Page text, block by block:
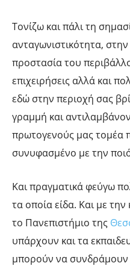
Τονίζω και πάλι τη
ανταγωνιστικότητα,
προστασία του
επιχειρήσεις αλλά και
εδώ στην περιοχή σας
γραμμή και
πρωτογενούς μας τομέα
συνυφασμένο με την
Και πραγματικά φεύγω
τα οποία είδα. Και με
το Πανεπιστήμιο της
υπάρχουν και τα
μπορούν να συνδράμουν